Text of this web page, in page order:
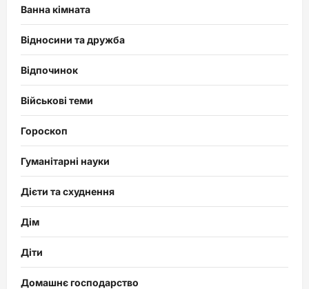
Ванна кімната
Відносини та дружба
Відпочинок
Військові теми
Гороскоп
Гуманітарні науки
Дієти та схуднення
Дім
Діти
Домашнє господарство